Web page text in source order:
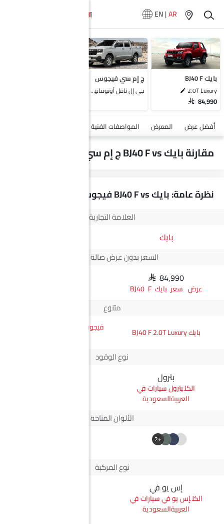
EN|AR
بايك BJ40 F
2.0T Luxury
SAR 84,990
ج إم سي فيجوس
جي إل ناقل أوتوماتيكي دفع ثنائي يورو 4
أفضل عرض المعرض المواصفات الفنية
مقارنة بايك BJ40 F vs ج إم سي فيجوس
نظرة عامة: بايك BJ40 F vs فيجوس
العلامة التجارية
بايك
السعر بدون عرض صالة العرض*
SAR 84,990
سعر بايك BJ40 F
متنوع
بايك BJ40 F 2.0T Luxury
فيجوس جي إل ناقل أوتوماتيكي
نوع الوقود
بترول
بترول سيارات في
العربيةالسعودية
الألوان المتاحة
+2
نوع المركبة
إس يو في
إس يو في سيارات في
العربيةالسعودية